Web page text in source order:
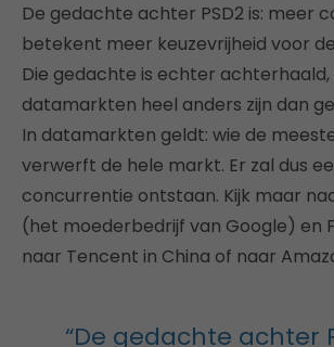
De gedachte achter PSD2 is: meer
betekent meer keuzevrijheid voor
Die gedachte is echter
datamarkten heel anders zijn dan
In datamarkten geldt: wie de
verwerft de hele markt. Er zal dus
concurrentie ontstaan. Kijk maar
(het moederbedrijf van Google) en
naar Tencent in China of naar
“De gedachte achter